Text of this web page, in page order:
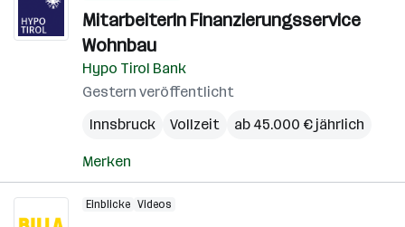
MitarbeiterIn Finanzierungsservice
Wohnbau
Hypo Tirol Bank
Gestern veröffentlicht
Innsbruck
Vollzeit ab 45.000 € jährlich
Merken
Einblicke Videos